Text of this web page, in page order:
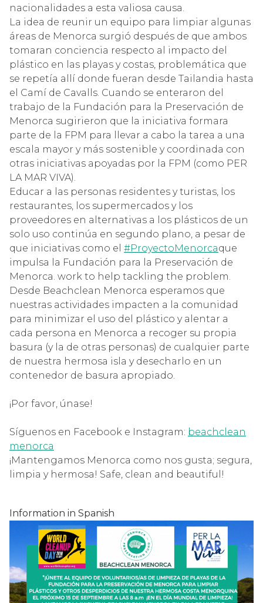
nacionalidades a esta valiosa causa.
La idea de reunir un equipo para limpiar algunas
áreas de Menorca surgió después de que ambos
tomaran conciencia respecto al impacto del
plástico en las playas y costas, problemática que
se repetía allí donde fueran desde Tailandia hasta
el Camí de Cavalls. Cuando se enteraron del
trabajo de la Fundación para la Preservación de
Menorca sugirieron que la iniciativa formara
parte de la FPM para llevar a cabo la tarea a una
escala mayor y más sostenible y coordinada con
otras iniciativas apoyadas por la FPM (como PER
LA MAR VIVA).
Educar a las personas residentes y turistas, los
restaurantes, los supermercados y los
proveedores en alternativas a los plásticos de un
solo uso continúa en segundo plano, a pesar de
que iniciativas como el #ProyectoMenorcaque
impulsa la Fundación para la Preservación de
Menorca. work to help tackling the problem.
Desde Beachclean Menorca esperamos que
nuestras actividades impacten a la comunidad
para minimizar el uso del plástico y alentar a
cada persona en Menorca a recoger su propia
basura (y la de otras personas) de cualquier parte
de nuestra hermosa isla y desecharlo en un
contenedor de basura apropiado.
¡Por favor, únase!
Síguenos en Facebook e Instagram: beachclean
menorca
¡Mantengamos Menorca como nos gusta; segura,
limpia y hermosa! Safe, clean and beautiful!
Information in Spanish